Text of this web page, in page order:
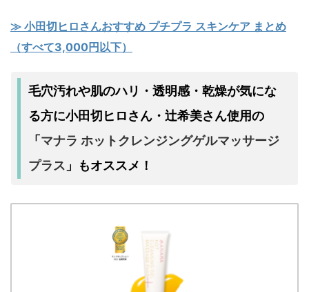
≫ 小田切ヒロさんおすすめ プチプラ スキンケア まとめ
（すべて3,000円以下）
毛穴汚れや肌のハリ・透明感・乾燥が気にな
る方に小田切ヒロさん・辻希美さん使用の
「 マナラ ホットクレンジングゲルマッサージ
プラス 」もオススメ！